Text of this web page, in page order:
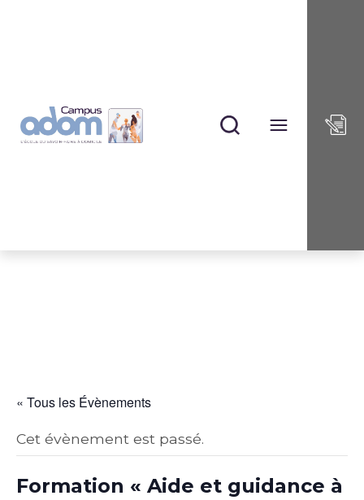
« Tous les Évènements
Cet évènement est passé.
Formation « Aide et guidance à